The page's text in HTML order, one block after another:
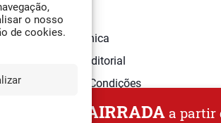
o nosso
de cookies.
DA BAIRRADA a partir
Contactos
Ficha Técnica
Estatuto Editorial
Termos e Condições